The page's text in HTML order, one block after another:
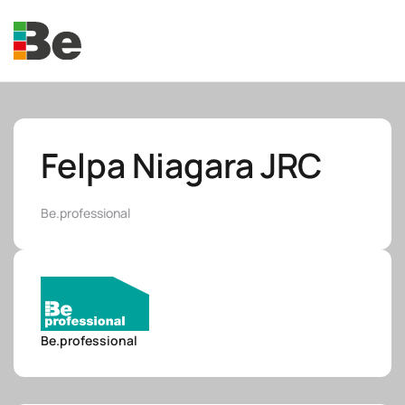
Skip to main content
Felpa Niagara JRC
Be.professional
Be.professional